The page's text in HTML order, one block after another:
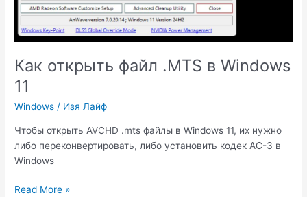
Как открыть файл .MTS в Windows
11
Windows / Изя Лайф
Чтобы открыть AVCHD .mts файлы в Windows 11, их нужно
либо переконвертировать, либо установить кодек AC-3 в
Windows
Как
Read More »